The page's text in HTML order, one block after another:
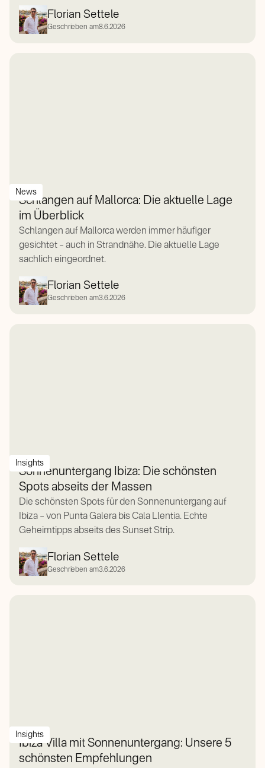
Florian Settele
Geschrieben am8.6.2026
News
Schlangen auf Mallorca: Die aktuelle Lage
im Überblick
Schlangen auf Mallorca werden immer häufiger
gesichtet – auch in Strandnähe. Die aktuelle Lage
sachlich eingeordnet.
Florian Settele
Geschrieben am3.6.2026
Insights
Sonnenuntergang Ibiza: Die schönsten
Spots abseits der Massen
Die schönsten Spots für den Sonnenuntergang auf
Ibiza – von Punta Galera bis Cala Llentia. Echte
Geheimtipps abseits des Sunset Strip.
Florian Settele
Geschrieben am3.6.2026
Insights
Ibiza Villa mit Sonnenuntergang: Unsere 5
schönsten Empfehlungen